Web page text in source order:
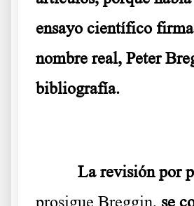
ensayo científico
nombre real, Peter
bibliografía.
La revisión por
prosigue Breggin, se